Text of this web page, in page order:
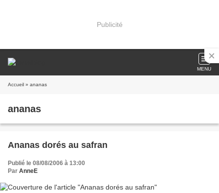
Publicité
MENU
Accueil » ananas
ananas
Ananas dorés au safran
Publié le 08/08/2006 à 13:00
Par AnneE